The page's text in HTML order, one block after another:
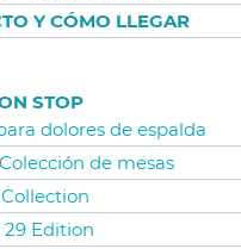
Y CÓMO LLEGAR
STOP
dolores de espalda
de mesas
29 Edition